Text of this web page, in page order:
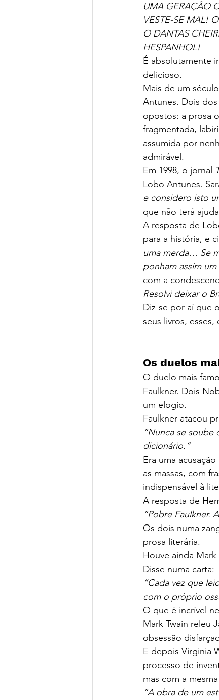
UMA GERAÇÃO
VESTE-SE MAL!
O DANTAS
HESPANHOL!
É absolutamente
delicioso.
Mais de um
Antunes. Dois
opostos: a prosa
fragmentada,
assumida por
admirável.
Em 1998, o jornal
Lobo Antunes.
e considero isto
que não terá
A resposta de
para a história, e
uma merda… Se
ponham assim
com a
Resolvi deixar o
Diz-se por aí que
seus livros,
Os duelos
O duelo mais
Faulkner. Dois
um elogio.
Faulkner atacou
“Nunca se soube
dicionário.”
Era uma
as massas, com
indispensável à
A resposta de
“Pobre Faulkner.
Os dois numa
prosa literária.
Houve ainda
Disse numa carta:
“Cada vez que
com o próprio
O que é incrível
Mark Twain releu
obsessão
E depois Virginia
processo de
mas com a
“A obra de um